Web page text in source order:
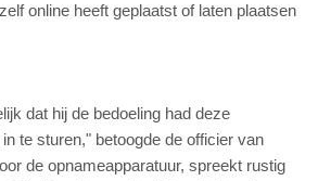
online heeft geplaatst of laten plaatsen
dat hij de bedoeling had deze
te sturen," betoogde de officier van
de opnameapparatuur, spreekt rustig